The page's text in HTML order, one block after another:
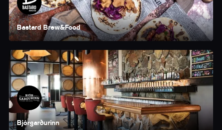
Bastard Brew&Food
Bjórgarðurinn